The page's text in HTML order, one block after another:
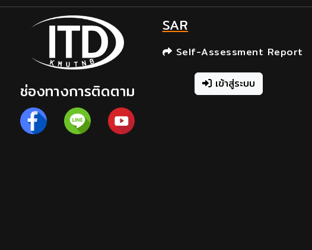
ช่องทางการติดตาม
SAR
Self-Assessment Report
เข้าสู่ระบบ